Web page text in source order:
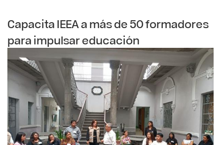
Capacita IEEA a más de 50 formadores
para impulsar educación